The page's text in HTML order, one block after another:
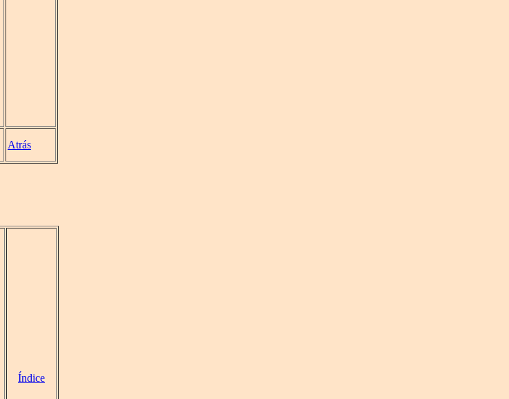
Atrás
Índice